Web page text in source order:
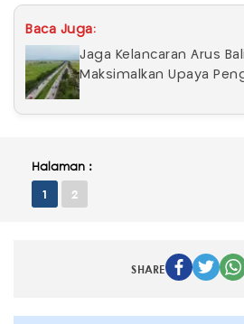
Baca Juga:
Jaga Kelancaran Arus
Maksimalkan Upaya
Halaman :
1 2
SHARE